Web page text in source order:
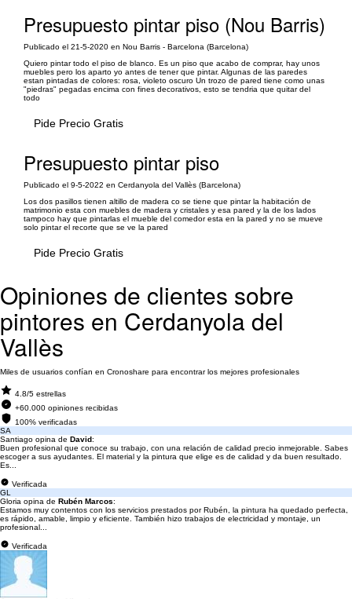
Presupuesto pintar piso (Nou Barris)
Publicado el 21-5-2020 en Nou Barris - Barcelona (Barcelona)
Quiero pintar todo el piso de blanco. Es un piso que acabo de comprar, hay unos
muebles pero los aparto yo antes de tener que pintar. Algunas de las paredes
estan pintadas de colores: rosa, violeto oscuro Un trozo de pared tiene como unas
"piedras" pegadas encima con fines decorativos, esto se tendria que quitar del
todo
Pide Precio Gratis
Presupuesto pintar piso
Publicado el 9-5-2022 en Cerdanyola del Vallès (Barcelona)
Los dos pasillos tienen altillo de madera co se tiene que pintar la habitación de
matrimonio esta con muebles de madera y cristales y esa pared y la de los lados
tampoco hay que pintarlas el mueble del comedor esta en la pared y no se mueve
solo pintar el recorte que se ve la pared
Pide Precio Gratis
Opiniones de clientes sobre
pintores en Cerdanyola del
Vallès
Miles de usuarios confían en Cronoshare para encontrar los mejores profesionales
4.8/5 estrellas
+60.000 opiniones recibidas
100% verificadas
SA
Santiago opina de David:
Buen profesional que conoce su trabajo, con una relación de calidad precio inmejorable. Sabes
escoger a sus ayudantes. El material y la pintura que elige es de calidad y da buen resultado.
Es...
Verificada
GL
Gloria opina de Rubén Marcos:
Estamos muy contentos con los servicios prestados por Rubén, la pintura ha quedado perfecta,
es rápido, amable, limpio y eficiente. También hizo trabajos de electricidad y montaje, un
profesional...
Verificada